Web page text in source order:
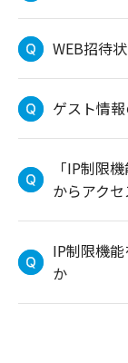
WEB招待
ゲスト情
「IP制限
からアク
IP制限機
か